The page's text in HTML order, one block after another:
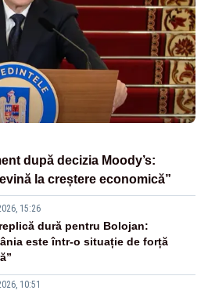
după decizia Moody’s:
la creștere economică”
15:26
dură pentru Bolojan:
este într-o situație de forță
10:51